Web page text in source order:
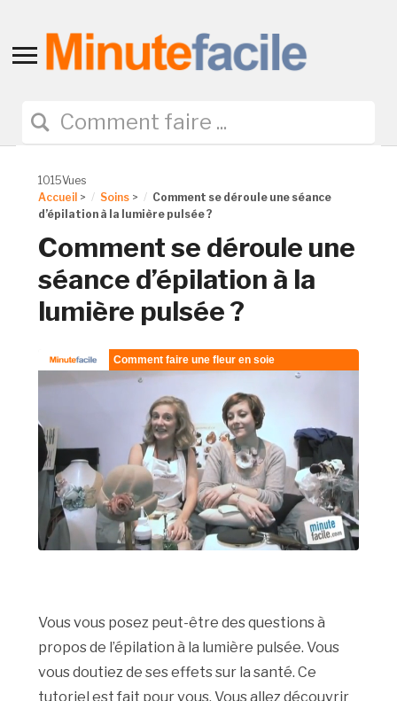
Toggle
navigation
1015Vues
Accueil > Soins >
Comment se déroule une séance
d’épilation à la lumière pulsée ?
Comment se déroule une
séance d’épilation à la
lumière pulsée ?
Vous vous posez peut-être des questions à
propos de l’épilation à la lumière pulsée. Vous
vous doutiez de ses effets sur la santé. Ce
tutoriel est fait pour vous. Vous allez découvrir